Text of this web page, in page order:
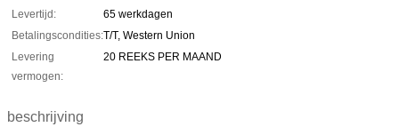
Levertijd:
65 werkdagen
Betalingscondities:T/T, Western Union
Levering
vermogen:
20 REEKS PER MAAND
beschrijving